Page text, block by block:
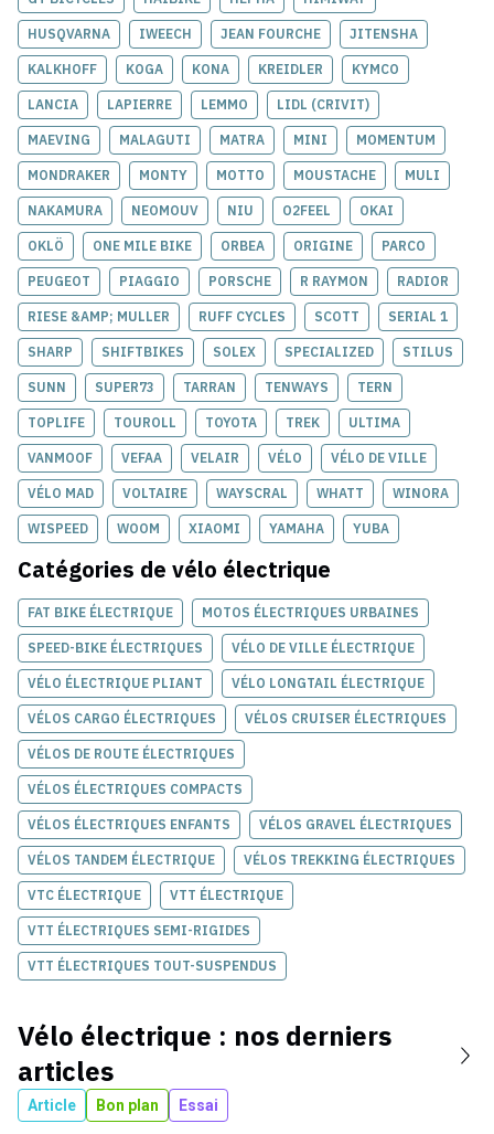
HUSQVARNA IWEECH JEAN FOURCHE JITENSHA
KALKHOFF KOGA KONA KREIDLER KYMCO
LANCIA LAPIERRE LEMMO LIDL (CRIVIT)
MAEVING MALAGUTI MATRA MINI MOMENTUM
MONDRAKER MONTY MOTTO MOUSTACHE MULI
NAKAMURA NEOMOUV NIU O2FEEL OKAI
OKLÖ ONE MILE BIKE ORBEA ORIGINE PARCO
PEUGEOT PIAGGIO PORSCHE R RAYMON RADIOR
RIESE &AMP; MULLER RUFF CYCLES SCOTT SERIAL 1
SHARP SHIFTBIKES SOLEX SPECIALIZED STILUS
SUNN SUPER73 TARRAN TENWAYS TERN
TOPLIFE TOUROLL TOYOTA TREK ULTIMA
VANMOOF VEFAA VELAIR VÉLO VÉLO DE VILLE
VÉLO MAD VOLTAIRE WAYSCRAL WHATT WINORA
WISPEED WOOM XIAOMI YAMAHA YUBA
Catégories de vélo électrique
FAT BIKE ÉLECTRIQUE MOTOS ÉLECTRIQUES URBAINES
SPEED-BIKE ÉLECTRIQUES VÉLO DE VILLE ÉLECTRIQUE
VÉLO ÉLECTRIQUE PLIANT VÉLO LONGTAIL ÉLECTRIQUE
VÉLOS CARGO ÉLECTRIQUES VÉLOS CRUISER ÉLECTRIQUES
VÉLOS DE ROUTE ÉLECTRIQUES
VÉLOS ÉLECTRIQUES COMPACTS
VÉLOS ÉLECTRIQUES ENFANTS VÉLOS GRAVEL ÉLECTRIQUES
VÉLOS TANDEM ÉLECTRIQUE VÉLOS TREKKING ÉLECTRIQUES
VTC ÉLECTRIQUE VTT ÉLECTRIQUE
VTT ÉLECTRIQUES SEMI-RIGIDES
VTT ÉLECTRIQUES TOUT-SUSPENDUS
Vélo électrique : nos derniers
articles
Article Bon plan Essai